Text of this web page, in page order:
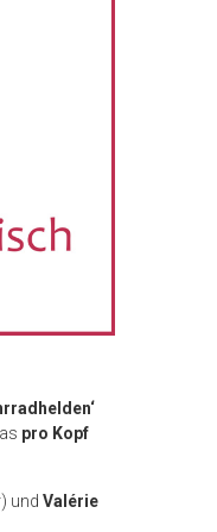
pro Kopf
und Valérie